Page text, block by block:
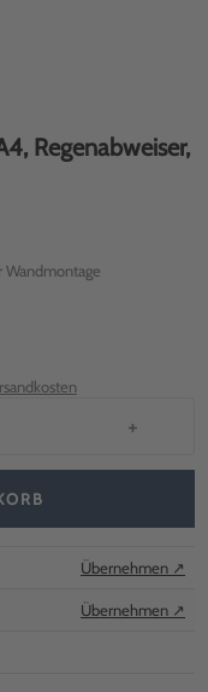
Regenabweiser,
+
Übernehmen ↗
Übernehmen ↗